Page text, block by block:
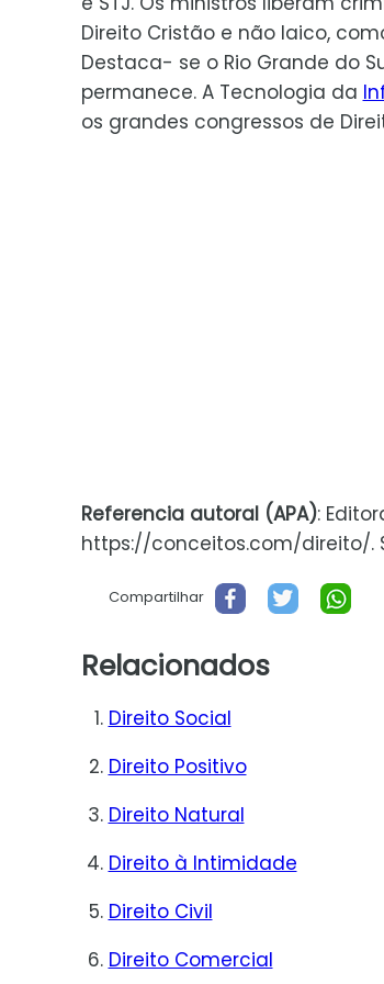
Direito Cristão e não laico,
Destaca- se o Rio Grande do
permanece. A Tecnologia da
os grandes congressos de
Referencia autoral (APA):
https://conceitos.com/direito/.
Compartilhar
Relacionados
Direito Social
Direito Positivo
Direito Natural
Direito à Intimidade
Direito Civil
Direito Comercial